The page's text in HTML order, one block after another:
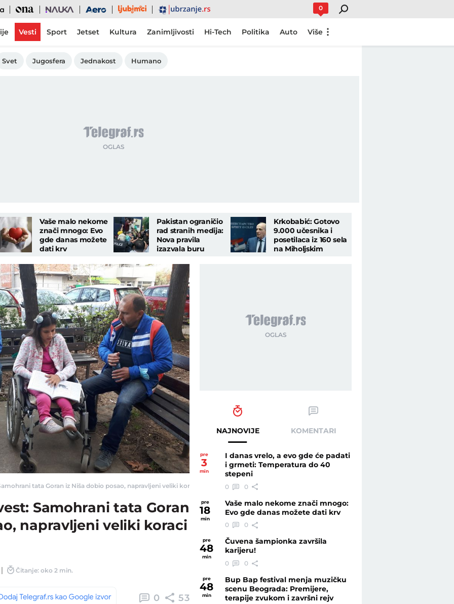
Ona Nauka Aero Ljubimci Ubrzanje 0
Vesti Sport Jetset Kultura Zanimljivosti Hi-Tech Politika Auto Više
Svet Jugosfera Jednakost Humano
Vaše malo nekome
znači mnogo: Evo
gde danas možete
dati krv
Pakistan ograničio
rad stranih medija:
Nova pravila
izazvala buru
Krkobabić: Gotovo
9.000 učesnika i
posetilaca iz 160 sela
na Miholjskim
tata Goran iz Niša dobio posao, napravljeni veliki koraci za bolesnu decu - Vesti - Telegraf.rs
Samohrani tata Goran
napravljeni veliki koraci
Čitanje: oko 2 min.
0 53
NAJNOVIJE KOMENTARI
pre
3
min
I danas vrelo, a evo gde će padati
i grmeti: Temperatura do 40
stepeni
0 0
pre
18
min
Vaše malo nekome znači mnogo:
Evo gde danas možete dati krv
0 0
pre
48
min
Čuvena šampionka završila
karijeru!
0 0
pre
48
min
Bup Bap festival menja muzičku
scenu Beograda: Premijere,
terapije zvukom i završni rejv